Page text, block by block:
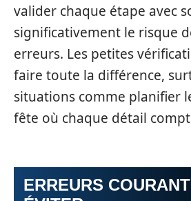
valider chaque étape avec
significativement le risque
erreurs. Les petites
faire toute la différence,
situations comme planifier
fête où chaque détail
ERREURS